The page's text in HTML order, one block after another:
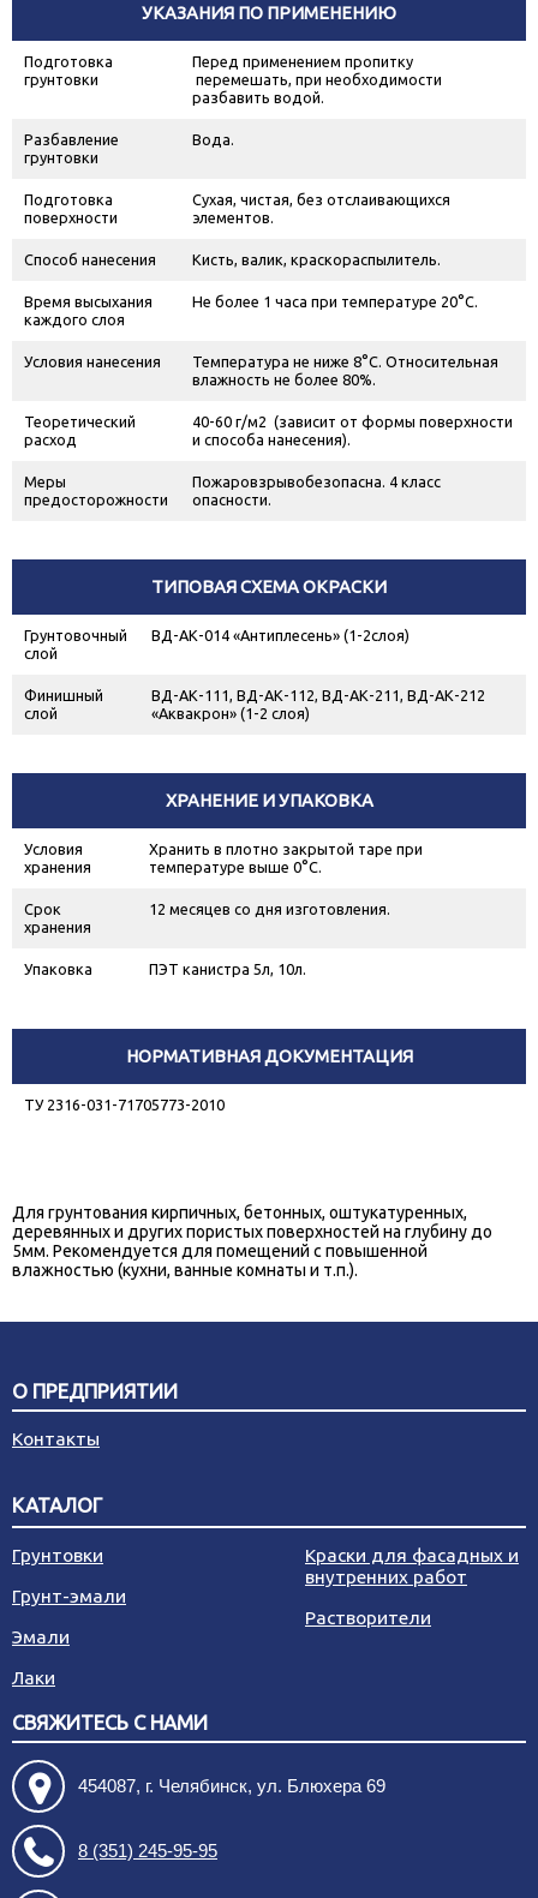
УКАЗАНИЯ ПО ПРИМЕНЕНИЮ
Подготовка
грунтовки
Перед применением пропитку
перемешать, при необходимости
разбавить водой.
Разбавление
грунтовки
Вода.
Подготовка
поверхности
Сухая, чистая, без отслаивающихся
элементов.
Способ нанесения Кисть, валик, краскораспылитель.
Время высыхания
каждого слоя
Не более 1 часа при температуре 20°С.
Условия нанесения
Температура не ниже 8°С. Относительная
влажность не более 80%.
Теоретический
расход
40-60 г/м2 (зависит от формы поверхности
и способа нанесения).
Меры
предосторожности
Пожаровзрывобезопасна. 4 класс
опасности.
ТИПОВАЯ СХЕМА ОКРАСКИ
Грунтовочный
слой
ВД-АК-014 «Антиплесень» (1-2слоя)
Финишный
слой
ВД-АК-111, ВД-АК-112, ВД-АК-211, ВД-АК-212
«Аквакрон» (1-2 слоя)
ХРАНЕНИЕ И УПАКОВКА
Условия
хранения
Хранить в плотно закрытой таре при
температуре выше 0°С.
Срок
хранения
12 месяцев со дня изготовления.
Упаковка ПЭТ канистра 5л, 10л.
НОРМАТИВНАЯ ДОКУМЕНТАЦИЯ
ТУ 2316-031-71705773-2010
Для грунтования кирпичных, бетонных, оштукатуренных,
деревянных и других пористых поверхностей на глубину до
5мм. Рекомендуется для помещений с повышенной
влажностью (кухни, ванные комнаты и т.п.).
О ПРЕДПРИЯТИИ
Контакты
КАТАЛОГ
Грунтовки
Грунт-эмали
Эмали
Лаки
Краски для фасадных и
внутренних работ
Растворители
СВЯЖИТЕСЬ С НАМИ
454087, г. Челябинск, ул. Блюхера 69
8 (351) 245-95-95